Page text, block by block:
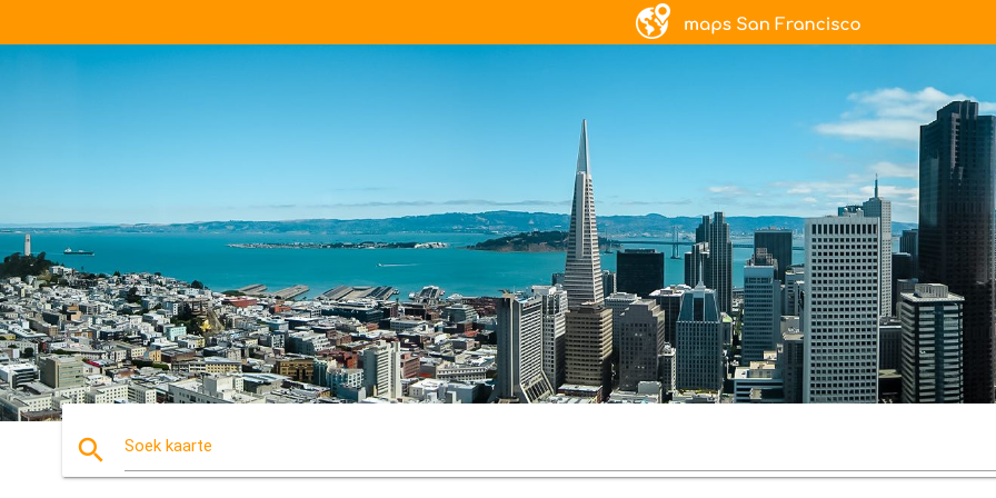
search Soek kaarte